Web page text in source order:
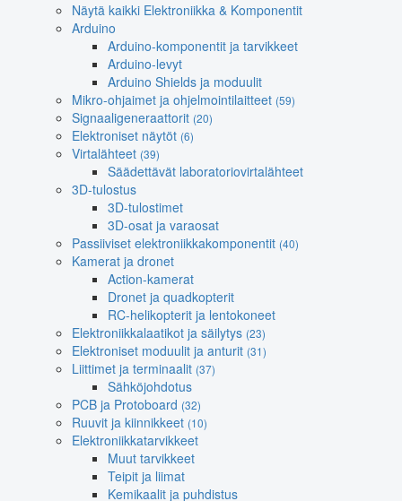
Näytä kaikki Elektroniikka & Komponentit
Arduino
Arduino-komponentit ja tarvikkeet
Arduino-levyt
Arduino Shields ja moduulit
Mikro-ohjaimet ja ohjelmointilaitteet (59)
Signaaligeneraattorit (20)
Elektroniset näytöt (6)
Virtalähteet (39)
Säädettävät laboratoriovirtalähteet
3D-tulostus
3D-tulostimet
3D-osat ja varaosat
Passiiviset elektroniikkakomponentit (40)
Kamerat ja dronet
Action-kamerat
Dronet ja quadkopterit
RC-helikopterit ja lentokoneet
Elektroniikkalaatikot ja säilytys (23)
Elektroniset moduulit ja anturit (31)
Liittimet ja terminaalit (37)
Sähköjohdotus
PCB ja Protoboard (32)
Ruuvit ja kiinnikkeet (10)
Elektroniikkatarvikkeet
Muut tarvikkeet
Teipit ja liimat
Kemikaalit ja puhdistus